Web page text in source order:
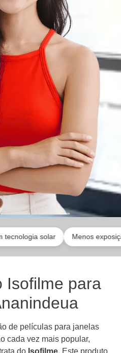
solar Menos exposição
Isofilme para
de películas para janelas
cada vez mais popular,
do Isofilme. Este produto